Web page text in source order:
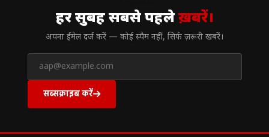
हर सुबह सबसे पहलेख़बरें।
अपना ईमेल दर्ज करें — कोई स्पैम नहीं, सिर्फ ज़रूरी खबरें।
सब्सक्राइब करें